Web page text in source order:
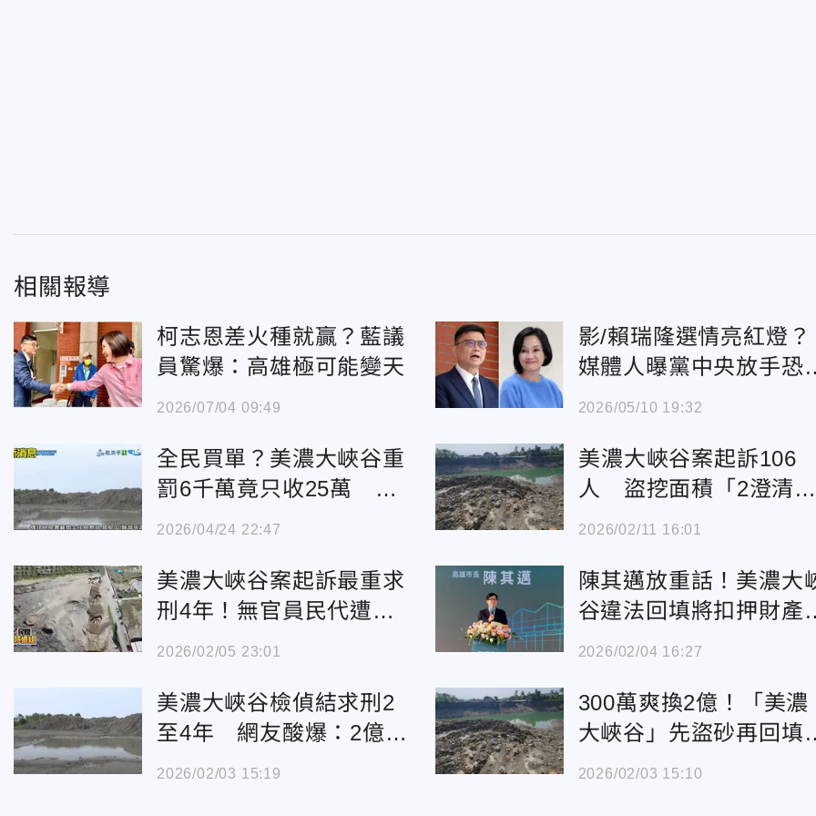
相關報導
柯志恩差火種就贏？藍議
員驚爆：高雄極可能變天
2026/07/04 09:49
影/賴瑞隆選情亮紅燈？
媒體人曝黨中央放手恐
「GG」：柯志恩氣勢
2026/05/10 19:32
全民買單？美濃大峽谷重
罰6千萬竟只收25萬 高
市府：逾期移送強制執行
2026/04/24 22:47
美濃大峽谷案起訴106
人 盜挖面積「2澄清湖
棒球場」
2026/02/11 16:01
美濃大峽谷案起訴最重求
刑4年！無官員民代遭訴
網友炸鍋喊「政黨輪替」
2026/02/05 23:01
陳其邁放重話！美濃大
谷違法回填將扣押財
高雄土方處理無虞
2026/02/04 16:27
美濃大峽谷檢偵結求刑2
至4年 網友酸爆：2億關
4年划算啦
2026/02/03 15:19
300萬爽換2億！「美濃
大峽谷」先盜砂再回
犯罪過程曝
2026/02/03 15:10